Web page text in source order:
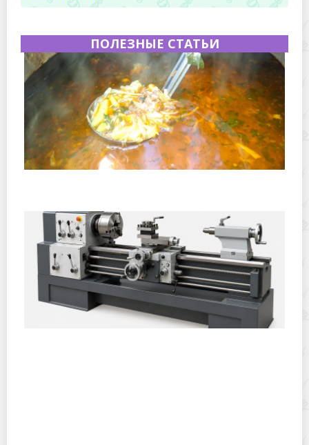
ПОЛЕЗНЫЕ СТАТЬИ